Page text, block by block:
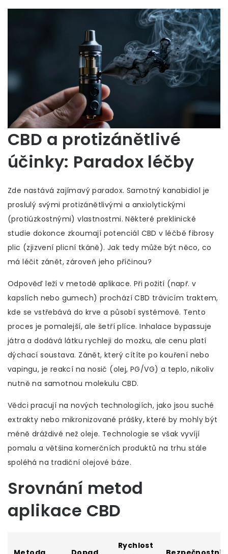
CBD a protizánětlivé
účinky: Paradox léčby
Zde nastává zajímavý paradox. Samotný kanabidiol je
proslulý svými protizánětlivými a anxiolytickými
(protiúzkostnými) vlastnostmi. Některé preklinické
studie dokonce zkoumají potenciál CBD v léčbě fibrosy
plic (zjizvení plicní tkáně). Jak tedy může být něco, co
má léčit zánět, zároveň jeho příčinou?
Odpověď leží v metodě aplikace. Při požití (např. v
kapslích nebo gumech) prochází CBD trávicím traktem,
kde se vstřebává do krve a působí systémově. Tento
proces je pomalejší, ale šetří plíce. Inhalace bypassuje
játra a dodává látku rychleji do mozku, ale cenu platí
dýchací soustava. Zánět, který cítíte po kouření nebo
vapingu, je reakcí na nosič (olej, PG/VG) a teplo, nikoliv
nutně na samotnou molekulu CBD.
Vědci pracují na nových technologiích, jako jsou suché
extrakty nebo mikronizované prášky, které by mohly být
méně dráždivé než oleje. Technologie se však vyvíjí
pomalu a většina komerčních produktů na trhu stále
spoléhá na tradiční olejové báze.
Srovnání metod
aplikace CBD
Rychlost